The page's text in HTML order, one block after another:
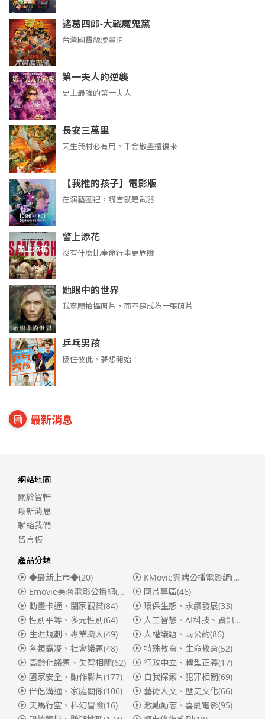
諸葛四郎-大戰魔鬼黨
台灣國寶級漫畫IP
第一夫人的逆襲
史上最強的第一夫人
長安三萬里
天生我材必有用，千金散盡還復來
【我推的孩子】電影版
在演藝圈裡，謊言就是武器
警上添花
沒有什麼比奉命行事更危險
她眼中的世界
我寧願拍攝照片，而不是成為一張照片
乒乓男孩
接住彼此，夢想開始！
最新消息
網站地圖
關於智軒
最新消息
聯絡我們
留言板
產品分類
◆最新上市◆(20)
KMovie雲端公播電影網(迪士尼、福斯、索尼)
Emovie美商電影公播網(華納)
(186)
國片專區(46)
動畫卡通、闔家觀賞(84) 環保生態、永續發展(33)
性別平等、多元性別(64) 人工智慧、AI科技、資訊安全
生涯規劃、專業職人(49) 人權議題、兩公約(86)
各類霸凌、社會議題(48) 特殊教育、生命教育(52)
高齡化議題、失智相關(62) 行政中立、轉型正義(17)
國家安全、動作影片(177) 自我探索、犯罪相關(69)
伴侶溝通、家庭關係(106) 藝術人文、歷史文化(66)
天馬行空、科幻冒險(16) 激勵勵志、喜劇電影(95)